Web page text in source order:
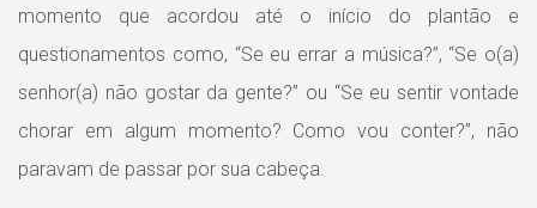
momento que acordou até o início do plantão e
questionamentos como, “Se eu errar a música?”, “Se o(a)
senhor(a) não gostar da gente?” ou “Se eu sentir vontade
chorar em algum momento? Como vou conter?”, não
paravam de passar por sua cabeça.